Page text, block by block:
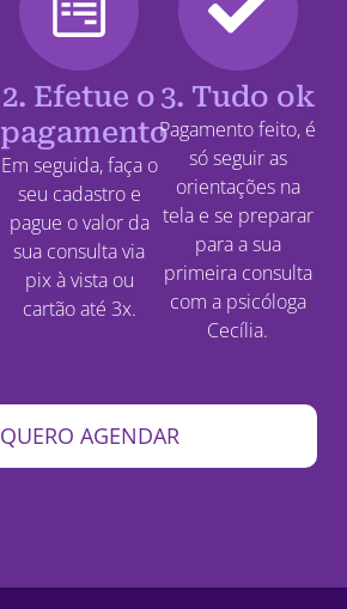
2. Efetue o
pagamento
Em seguida, faça o
seu cadastro e
pague o valor da
sua consulta via
pix à vista ou
cartão até 3x.
3. Tudo ok
Pagamento feito, é
só seguir as
orientações na
tela e se preparar
para a sua
primeira consulta
com a psicóloga
Cecília.
QUERO AGENDAR